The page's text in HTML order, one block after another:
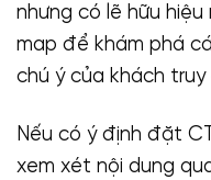
nhưng có lẽ hữu
map để khám phá
chú ý của khách truy
Nếu có ý định đặt
xem xét nội dung